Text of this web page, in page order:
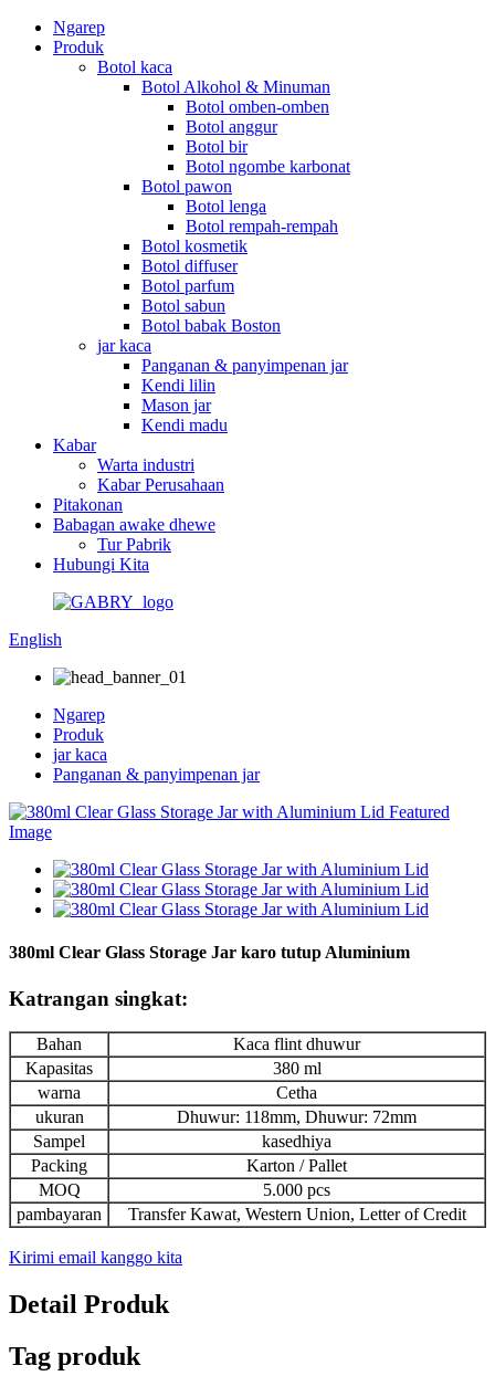
Ngarep
Produk
Botol kaca
Botol Alkohol & Minuman
Botol omben-omben
Botol anggur
Botol bir
Botol ngombe karbonat
Botol pawon
Botol lenga
Botol rempah-rempah
Botol kosmetik
Botol diffuser
Botol parfum
Botol sabun
Botol babak Boston
jar kaca
Panganan & panyimpenan jar
Kendi lilin
Mason jar
Kendi madu
Kabar
Warta industri
Kabar Perusahaan
Pitakonan
Babagan awake dhewe
Tur Pabrik
Hubungi Kita
English
Ngarep
Produk
jar kaca
Panganan & panyimpenan jar
380ml Clear Glass Storage Jar karo tutup Aluminium
Katrangan singkat:
Bahan
Kaca flint dhuwur
Kapasitas
380 ml
warna
Cetha
ukuran
Dhuwur: 118mm, Dhuwur: 72mm
Sampel
kasedhiya
Packing
Karton / Pallet
MOQ
5.000 pcs
pambayaran
Transfer Kawat, Western Union, Letter of Credit
Kirimi email kanggo kita
Detail Produk
Tag produk